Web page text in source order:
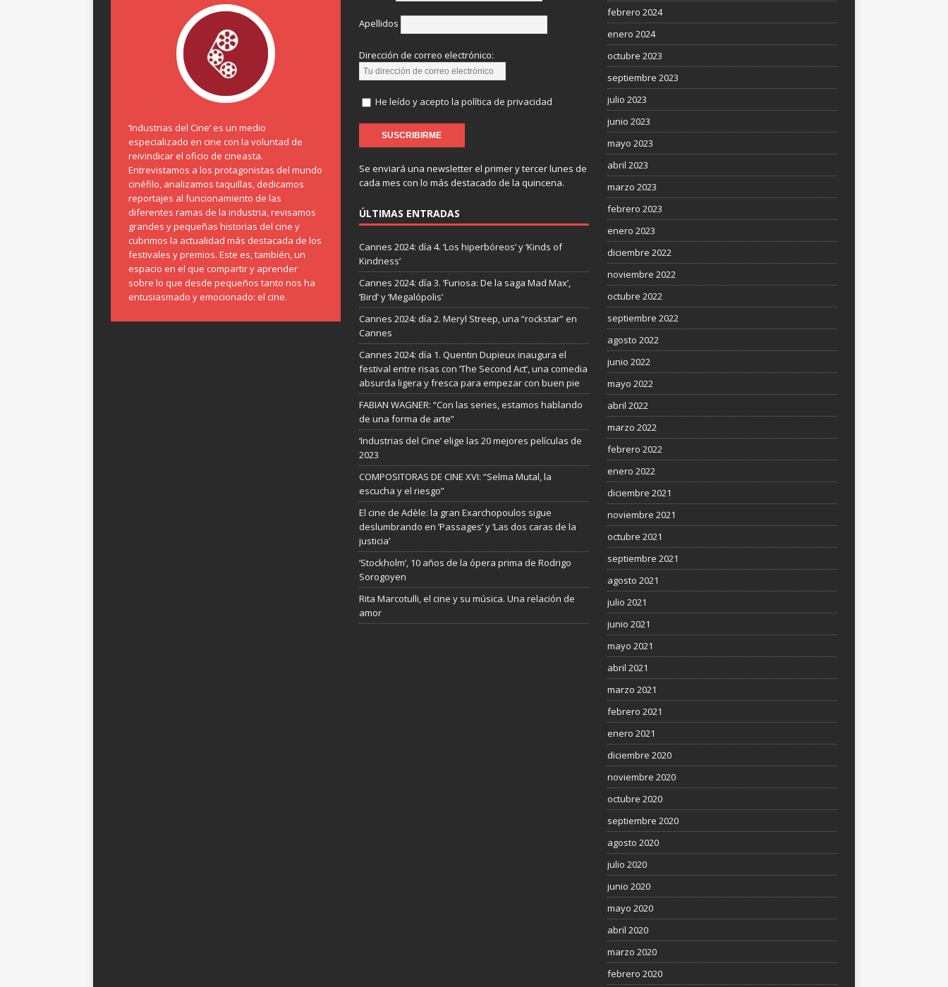
‘Industrias del Cine’ es un medio
especializado en cine con la voluntad de
reivindicar el oficio de cineasta.
Entrevistamos a los protagonistas del mundo
cinéfilo, analizamos taquillas, dedicamos
reportajes al funcionamiento de las
diferentes ramas de la industria, revisamos
grandes y pequeñas historias del cine y
cubrimos la actualidad más destacada de los
festivales y premios. Este es, también, un
espacio en el que compartir y aprender
sobre lo que desde pequeños tanto nos ha
entusiasmado y emocionado: el cine.
Apellidos
Dirección de correo electrónico:
He leído y acepto la política de privacidad
Se enviará una newsletter el primer y tercer lunes de
cada mes con lo más destacado de la quincena.
ÚLTIMAS ENTRADAS
Cannes 2024: día 4. ‘Los hiperbóreos’ y ‘Kinds of
Kindness’
Cannes 2024: día 3. ‘Furiosa: De la saga Mad Max’,
‘Bird’ y ‘Megalópolis’
Cannes 2024: día 2. Meryl Streep, una “rockstar” en
Cannes
Cannes 2024: día 1. Quentin Dupieux inaugura el
festival entre risas con ‘The Second Act’, una comedia
absurda ligera y fresca para empezar con buen pie
FABIAN WAGNER: “Con las series, estamos hablando
de una forma de arte”
‘Industrias del Cine’ elige las 20 mejores películas de
2023
COMPOSITORAS DE CINE XVI: “Selma Mutal, la
escucha y el riesgo”
El cine de Adèle: la gran Exarchopoulos sigue
deslumbrando en ’Passages’ y ’Las dos caras de la
justicia’
‘Stockholm’, 10 años de la ópera prima de Rodrigo
Sorogoyen
Rita Marcotulli, el cine y su música. Una relación de
amor
febrero 2024
enero 2024
octubre 2023
septiembre 2023
julio 2023
junio 2023
mayo 2023
abril 2023
marzo 2023
febrero 2023
enero 2023
diciembre 2022
noviembre 2022
octubre 2022
septiembre 2022
agosto 2022
junio 2022
mayo 2022
abril 2022
marzo 2022
febrero 2022
enero 2022
diciembre 2021
noviembre 2021
octubre 2021
septiembre 2021
agosto 2021
julio 2021
junio 2021
mayo 2021
abril 2021
marzo 2021
febrero 2021
enero 2021
diciembre 2020
noviembre 2020
octubre 2020
septiembre 2020
agosto 2020
julio 2020
junio 2020
mayo 2020
abril 2020
marzo 2020
febrero 2020